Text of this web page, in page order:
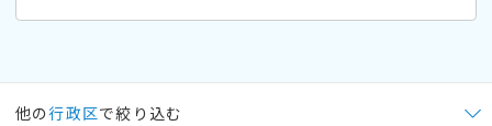
他の行政区で絞り込む